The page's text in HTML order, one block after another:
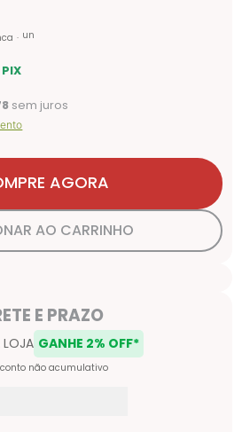
un
sem juros
AGORA
AO CARRINHO